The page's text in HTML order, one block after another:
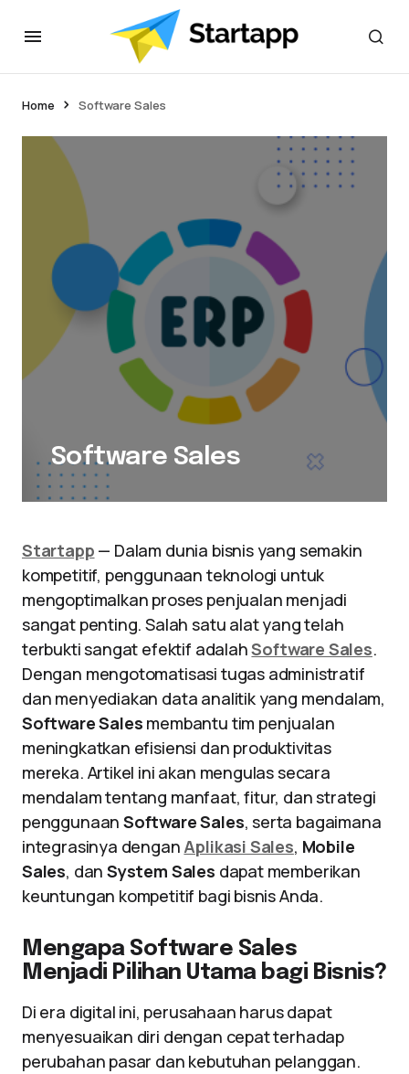
Home Software Sales
Software Sales
Startapp — Dalam dunia bisnis yang semakin
kompetitif, penggunaan teknologi untuk
mengoptimalkan proses penjualan menjadi
sangat penting. Salah satu alat yang telah
terbukti sangat efektif adalahSoftware Sales.
Dengan mengotomatisasi tugas administratif
dan menyediakan data analitik yang mendalam,
Software Sales membantu tim penjualan
meningkatkan efisiensi dan produktivitas
mereka. Artikel ini akan mengulas secara
mendalam tentang manfaat, fitur, dan strategi
penggunaanSoftware Sales, serta bagaimana
integrasinya dengan Aplikasi Sales, Mobile
Sales, danSystem Sales dapat memberikan
keuntungan kompetitif bagi bisnis Anda.
Mengapa Software Sales
Menjadi Pilihan Utama bagi Bisnis?
Di era digital ini, perusahaan harus dapat
menyesuaikan diri dengan cepat terhadap
perubahan pasar dan kebutuhan pelanggan.